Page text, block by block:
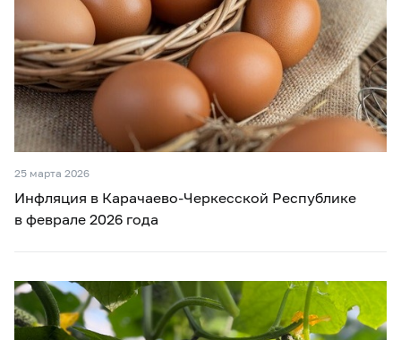
25 марта 2026
Инфляция в Карачаево-Черкесской Республике
в феврале 2026 года